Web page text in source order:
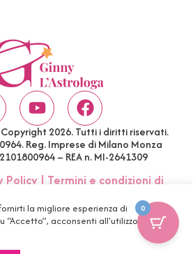
2026. Tutti i diritti riservati.
Reg. Imprese di Milano Monza
– REA n. MI-2641309
Policy| Termini e condizioni di
la migliore esperienza di
“Accetto”, acconsenti all'utilizzo di tutti i
0